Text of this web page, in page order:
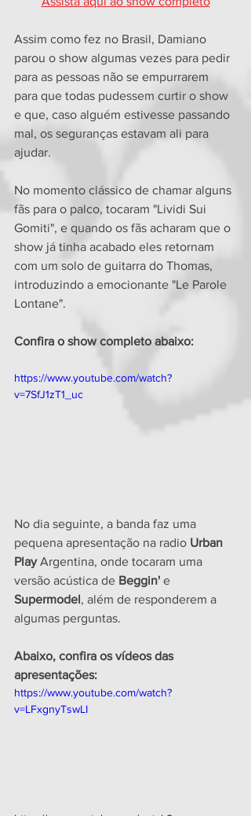
Assim como fez no Brasil, Damiano
parou o show algumas vezes para pedir
para as pessoas não se empurrarem
para que todas pudessem curtir o show
e que, caso alguém estivesse passando
mal, os seguranças estavam ali para
ajudar.
No momento clássico de chamar alguns
fãs para o palco, tocaram "Lividi Sui
Gomiti", e quando os fãs acharam que o
show já tinha acabado eles retornam
com um solo de guitarra do Thomas,
introduzindo a emocionante "Le Parole
Lontane".
Confira o show completo abaixo:
https://www.youtube.com/watch?
v=7SfJ1zT1_uc
No dia seguinte, a banda faz uma
pequena apresentação na radio Urban
Play Argentina, onde tocaram uma
versão acústica de Beggin' e
Supermodel, além de responderem a
algumas perguntas.
Abaixo, confira os vídeos das
apresentações:
https://www.youtube.com/watch?
v=LFxgnyTswLI